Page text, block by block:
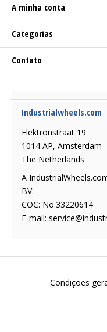
A minha conta
Categorias
Contato
Industrialwheels.com
Elektronstraat 19
1014 AP, Amsterdam
The Netherlands
A
BV.
COC: No.33220614
E-mail:
Condições